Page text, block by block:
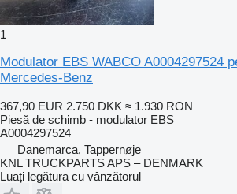
1
Modulator EBS WABCO A0004297524
Mercedes-Benz
367,90 EUR 2.750 DKK ≈ 1.930 RON
Piesă de schimb - modulator EBS
A0004297524
Danemarca, Tappernøje
KNL TRUCKPARTS APS – DENMARK
Luați legătura cu vânzătorul